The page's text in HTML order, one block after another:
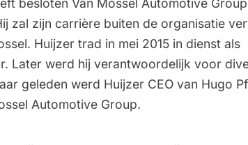
besloten Van Mossel Automotive
zal zijn carrière buiten de organisatie
Huijzer trad in mei 2015 in dienst als
Later werd hij verantwoordelijk voor
geleden werd Huijzer CEO van Hugo
Automotive Group.